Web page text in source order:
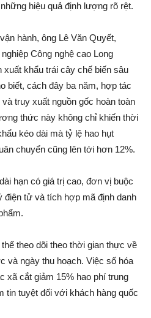
hiệu quả định lượng rõ rệt.
hành, ông Lê Văn Quyết,
Công nghệ cao Long
khẩu trái cây chế biến sâu
biết, cách đây ba năm, hợp tác
truy xuất nguồn gốc hoàn toàn
thức này không chỉ khiến thời
kéo dài mà tỷ lệ hao hụt
chuyển cũng lên tới hơn 12%.
hạn có giá trị cao, đơn vị buộc
điện tử và tích hợp mã định danh
theo dõi theo thời gian thực về
và ngày thu hoạch. Việc số hóa
xã cắt giảm 15% hao phí trung
tin tuyệt đối với khách hàng quốc